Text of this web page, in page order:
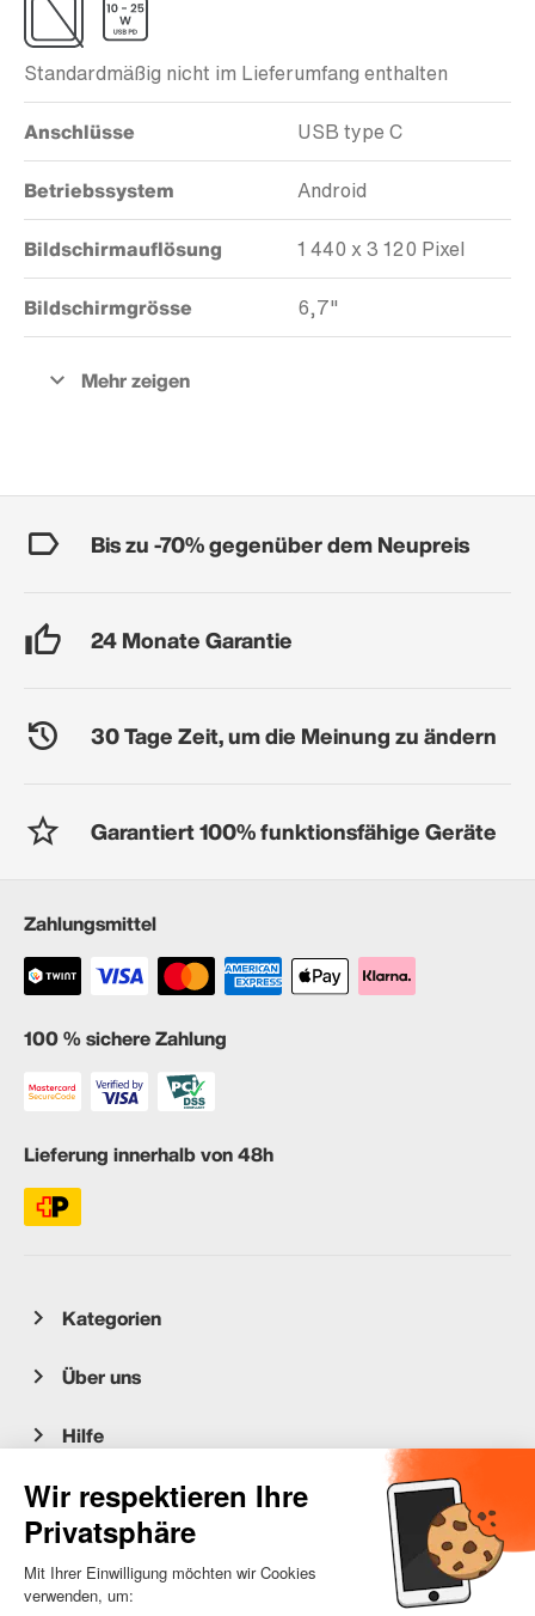
Standardmäßig nicht im Lieferumfang enthalten
Anschlüsse USB type C
Betriebssystem Android
Bildschirmauflösung 1 440 x 3 120 Pixel
Bildschirmgrösse 6,7"
Bis zu -70% gegenüber dem Neupreis
24 Monate Garantie
30 Tage Zeit, um die Meinung zu ändern
Garantiert 100% funktionsfähige Geräte
Zahlungsmittel
100 % sichere Zahlung
Lieferung innerhalb von 48h
Kategorien
Über uns
Hilfe
Kundenservice
occasion.migros.mobile@recommerce.com
Montag-Freitag 08:00-17:00